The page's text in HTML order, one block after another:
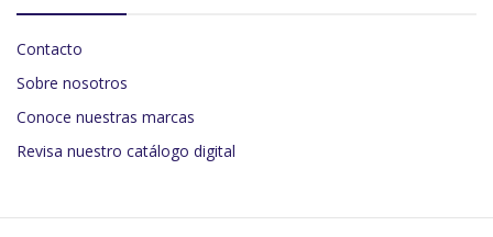
Contacto
Sobre nosotros
Conoce nuestras marcas
Revisa nuestro catálogo digital